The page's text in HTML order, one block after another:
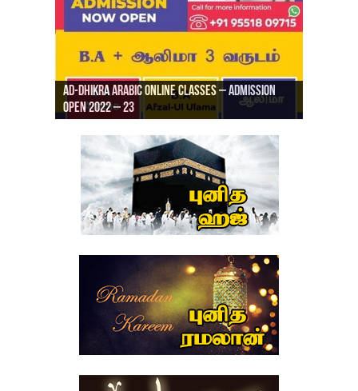
Ad-Dhikra Arabic Online Classes – Admission
Open 2022 – 23
Ad-Dhikra Arabic Online Classes – BA Arabic
AD DHIKRA ARABIC COLLEGE ADMISSION
ரியாத் ஜும்ஆ தமிழாக்கம், Jamia Al Hajiri
Masjid (Kuwait Masjid), Malaz, Riyadh